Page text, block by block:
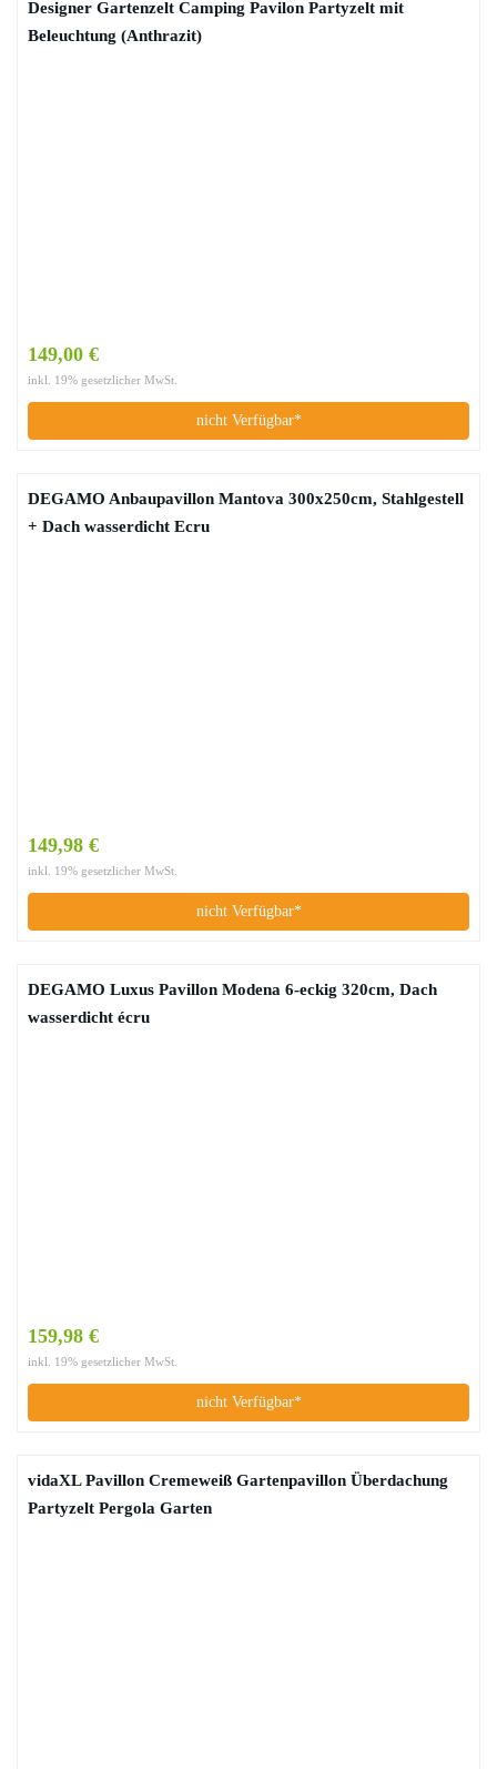
Designer Gartenzelt Camping Pavilon Partyzelt mit
Beleuchtung (Anthrazit)
149,00 €
inkl. 19% gesetzlicher MwSt.
nicht Verfügbar*
DEGAMO Anbaupavillon Mantova 300x250cm, Stahlgestell
+ Dach wasserdicht Ecru
149,98 €
inkl. 19% gesetzlicher MwSt.
nicht Verfügbar*
DEGAMO Luxus Pavillon Modena 6-eckig 320cm, Dach
wasserdicht écru
159,98 €
inkl. 19% gesetzlicher MwSt.
nicht Verfügbar*
vidaXL Pavillon Cremeweiß Gartenpavillon Überdachung
Partyzelt Pergola Garten